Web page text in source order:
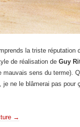
la triste réputation
de réalisation de Guy
mauvais sens du terme).
je ne le blâmerai pas
→